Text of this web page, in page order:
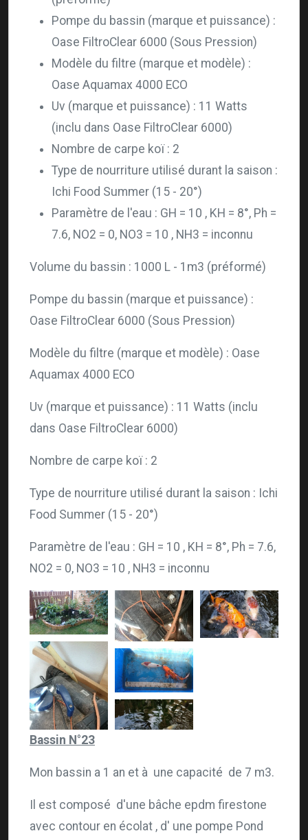
Pompe du bassin (marque et puissance) :
Oase FiltroClear 6000 (Sous Pression)
Modèle du filtre (marque et modèle) :
Oase Aquamax 4000 ECO
Uv (marque et puissance) : 11 Watts
(inclu dans Oase FiltroClear 6000)
Nombre de carpe koï : 2
Type de nourriture utilisé durant la saison :
Ichi Food Summer (15 - 20°)
Paramètre de l'eau : GH = 10 , KH = 8°, Ph =
7.6, NO2 = 0, NO3 = 10 , NH3 = inconnu
Volume du bassin : 1000 L - 1m3 (préformé)
Pompe du bassin (marque et puissance) :
Oase FiltroClear 6000 (Sous Pression)
Modèle du filtre (marque et modèle) : Oase
Aquamax 4000 ECO
Uv (marque et puissance) : 11 Watts (inclu
dans Oase FiltroClear 6000)
Nombre de carpe koï : 2
Type de nourriture utilisé durant la saison : Ichi
Food Summer (15 - 20°)
Paramètre de l'eau : GH = 10 , KH = 8°, Ph = 7.6,
NO2 = 0, NO3 = 10 , NH3 = inconnu
Bassin N°23
Mon bassin a 1 an et à une capacité de 7 m3.
Il est composé d'une bâche epdm firestone
avec contour en écolat , d' une pompe Pond